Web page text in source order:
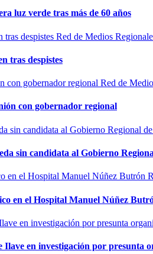
luz verde tras más de 60 años
Red de Medios
tras despistes
Red de
con gobernador regional
sin candidata al Gobierno
en el Hospital Manuel Núñez
en investigación por presunta